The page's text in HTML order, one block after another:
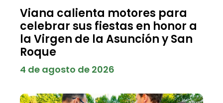
Viana calienta motores para
celebrar sus fiestas en honor a
la Virgen de la Asunción y San
Roque
4 de agosto de 2026